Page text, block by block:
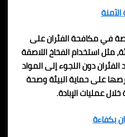
الآمنة
في مكافحة الفئران على
مثل استخدام الفخاخ اللاصقة
دون اللجوء إلى المواد
على حماية البيئة وصحة
خلال عمليات الإبادة.
بكفاءة